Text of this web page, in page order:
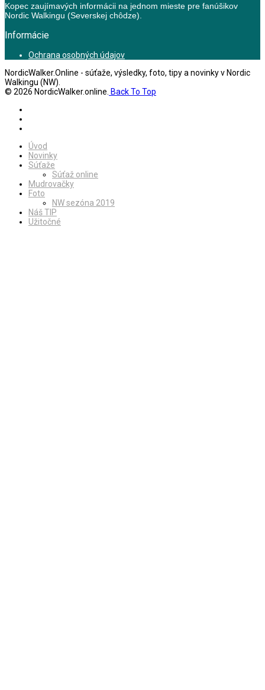
Kopec zaujímavých informácii na jednom mieste pre fanúšikov
Nordic Walkingu (Severskej chôdze).
Informácie
Ochrana osobných údajov
NordicWalker.Online - súťaže, výsledky, foto, tipy a novinky v Nordic
Walkingu (NW).
© 2026 NordicWalker.online. Back To Top
Úvod
Novinky
Súťaže
Súťaž online
Mudrovačky
Foto
NW sezóna 2019
Náš TIP
Užitočné